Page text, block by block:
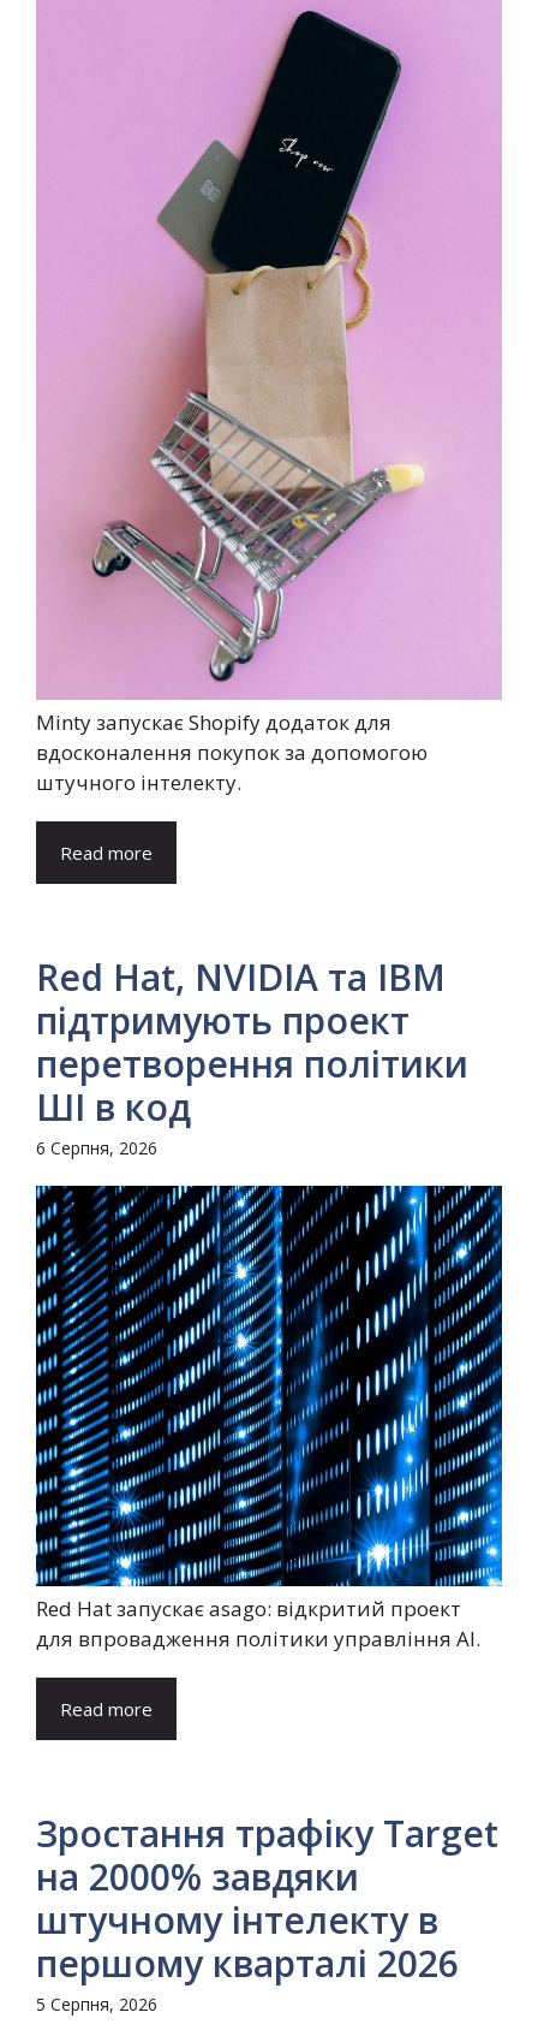
Minty запускає Shopify додаток для
вдосконалення покупок за допомогою
штучного інтелекту.
Read more
Red Hat, NVIDIA та IBM
підтримують проект
перетворення політики
ШІ в код
6 Серпня, 2026
Red Hat запускає asago: відкритий проект
для впровадження політики управління AI.
Read more
Зростання трафіку Target
на 2000% завдяки
штучному інтелекту в
першому кварталі 2026
5 Серпня, 2026